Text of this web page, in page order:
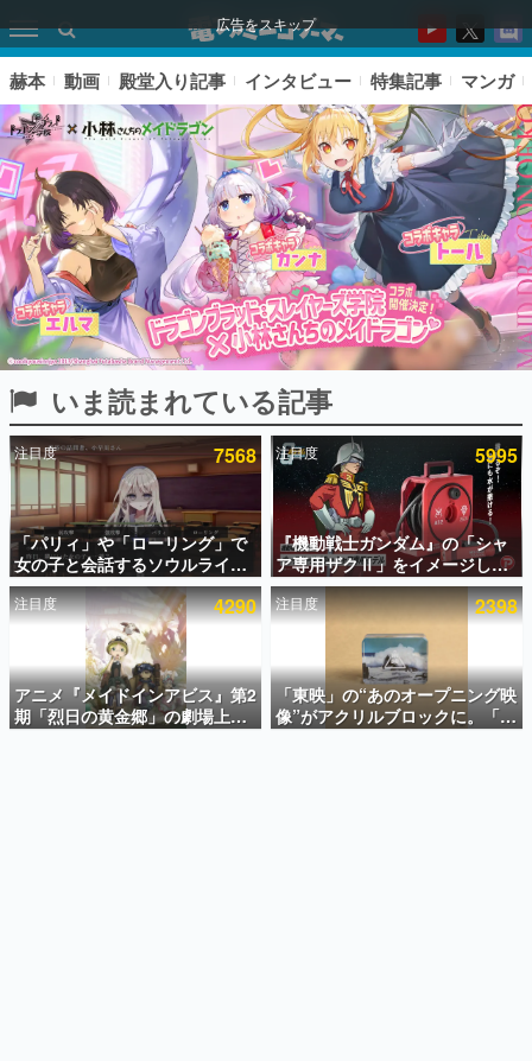
広告をスキップ
ピックアップ
電ファミのいま読まれている記事ランキング
アプリセール情報
インタビュー
連載・特集一覧
殿堂入り記事
SNS拡散数が数千以上！ ページビュー数万以上！ などな
ど。多くの人々に読まれた、電ファミ渾身の“殿堂入り”記
事をまとめました。
赫本 動画 殿堂入り記事 インタビュー 特集記事 マンガ
いま読まれている記事
注目度 7568
「パリィ」や「ローリング」で
女の子と会話するソウルライク
恋愛ゲーム『小早川さんはソウ
ルライク』無料公開。返事に失
敗すると「YOU DIED」
注目度 5995
『機動戦士ガンダム』の「シャ
ア専用ザクⅡ」をイメージした
散水ホースリールが予約開始。
本体にはシャアのパーソナルマ
ークやジオン公国軍のエンブレ
ム、型式番号などを配置
注目度 4290
アニメ『メイドインアビス』第2
期「烈日の黄金郷」の劇場上映
が決定！レグ役・伊瀬茉莉也さ
注目度 2398
「東映」の“あのオープニング映
像”がアクリルブロックに。「東
映ヒストリカル グッズコレクシ